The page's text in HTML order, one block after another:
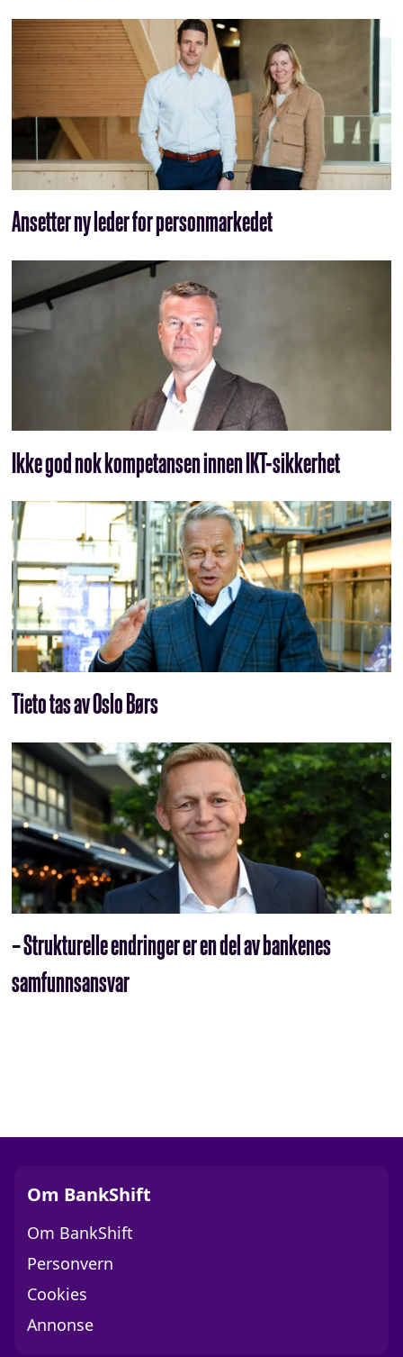
Ansetter ny leder for personmarkedet
Ikke god nok kompetansen innen IKT-sikkerhet
Tieto tas av Oslo Børs
– Strukturelle endringer er en del av bankenes
samfunnsansvar
Om BankShift
Om BankShift
Personvern
Cookies
Annonse